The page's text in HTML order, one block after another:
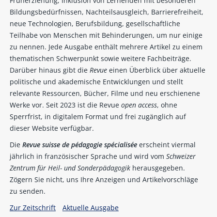
Bildungsbedürfnissen, Nachteilsausgleich, Barrierefreiheit,
neue Technologien, Berufsbildung, gesellschaftliche
Teilhabe von Menschen mit Behinderungen, um nur einige
zu nennen. Jede Ausgabe enthält mehrere Artikel zu einem
thematischen Schwerpunkt sowie weitere Fachbeiträge.
Darüber hinaus gibt die Revueeinen Überblick über aktuelle
politische und akademische Entwicklungen und stellt
relevante Ressourcen, Bücher, Filme und neu erschienene
Werke vor. Seit 2023 ist die Revue open access, ohne
Sperrfrist, in digitalem Format und frei zugänglich auf
dieser Website verfügbar.
Die Revue suisse de pédagogie spécialisée erscheint viermal
jährlich in französischer Sprache und wird vom Schweizer
Zentrum für Heil- und Sonderpädagogikherausgegeben.
Zögern Sie nicht, uns Ihre Anzeigen und Artikelvorschläge
zu senden.
Zur Zeitschrift
Aktuelle Ausgabe